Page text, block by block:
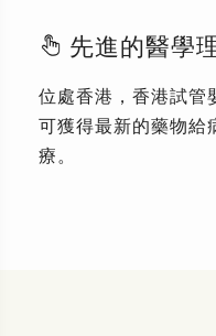
先進的醫學
位處香港，香港試管
可獲得最新的藥物給
療。